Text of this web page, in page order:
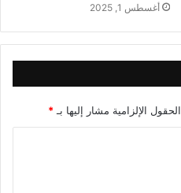
أغسطس 1, 2025
الحقول الإلزامية مشار إليها بـ *